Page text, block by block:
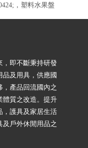
，塑料水果盤
，即不斷秉持研發
及用具，供應國
，產品回流國內之
體質之改造。提升
，護具及家居生活
及戶外休閒用品之